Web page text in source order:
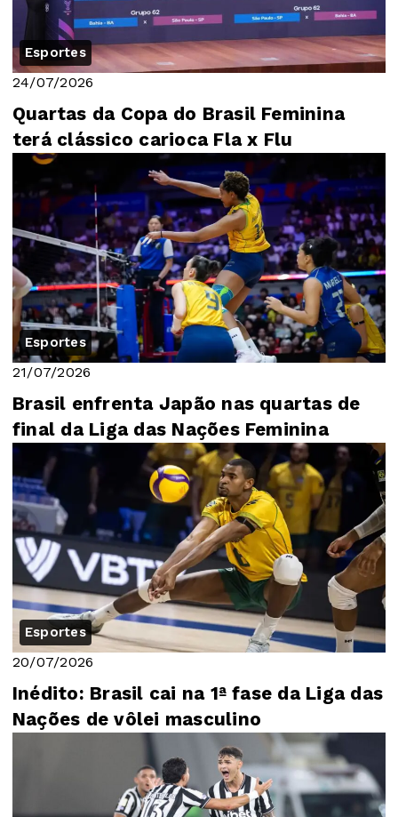
Esportes
24/07/2026
Quartas da Copa do Brasil Feminina
terá clássico carioca Fla x Flu
Esportes
21/07/2026
Brasil enfrenta Japão nas quartas de
final da Liga das Nações Feminina
Esportes
20/07/2026
Inédito: Brasil cai na 1ª fase da Liga das
Nações de vôlei masculino